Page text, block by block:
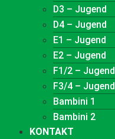
D3 – Jugend
D4 – Jugend
E1 – Jugend
E2 – Jugend
F1/2 – Jugend
F3/4 – Jugend
Bambini 1
Bambini 2
KONTAKT